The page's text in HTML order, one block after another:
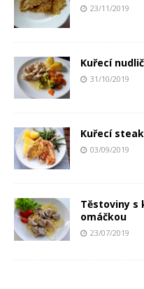
23/11/2019
Kuřecí
31/10/2019
Kuřecí
03/09/2019
Těstoviny s
omáčkou
23/07/2019